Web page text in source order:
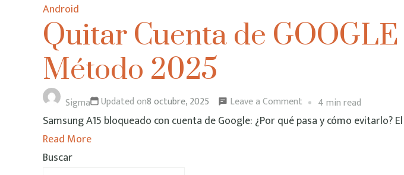
Android
Quitar Cuenta de GOOGLE
Método 2025
Sigma Updated on8 octubre, 2025 Leave a Commenton
Quitar
4 min read
Samsung A15 bloqueado con cuenta de Google: ¿Por qué pasa y cómo evitarlo?
Read More
Buscar